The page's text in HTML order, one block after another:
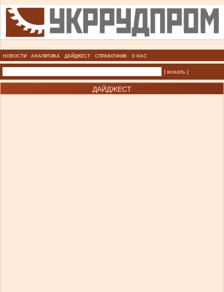
НОВОСТИ АНАЛИТИКА ДАЙДЖЕСТ СПРАВОЧНИК О НАС
| искать |
ДАЙДЖЕСТ